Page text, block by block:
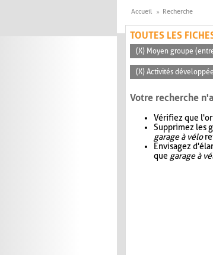
Accueil Recherche
TOUTES LES
(X) Moyen groupe
(X) Activités
Votre recherche
Vérifiez que
Supprimez les
garage à vélo
Envisagez
que garage à